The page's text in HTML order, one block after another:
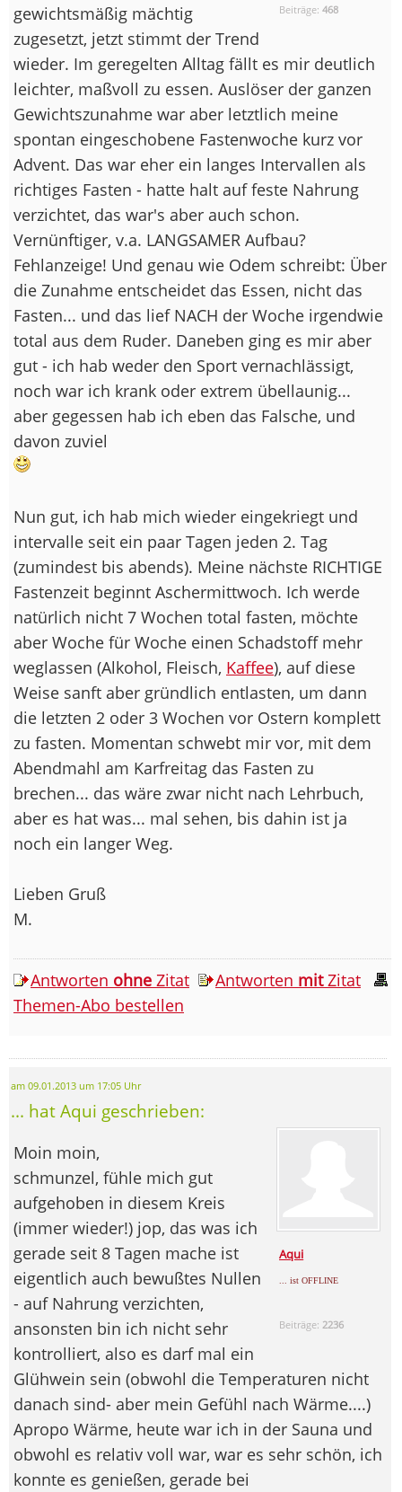
Beiträge:468
gewichtsmäßig mächtig
zugesetzt, jetzt stimmt der Trend
wieder. Im geregelten Alltag fällt es mir deutlich
leichter, maßvoll zu essen. Auslöser der ganzen
Gewichtszunahme war aber letztlich meine
spontan eingeschobene Fastenwoche kurz vor
Advent. Das war eher ein langes Intervallen als
richtiges Fasten - hatte halt auf feste Nahrung
verzichtet, das war's aber auch schon.
Vernünftiger, v.a. LANGSAMER Aufbau?
Fehlanzeige! Und genau wie Odem schreibt: Über
die Zunahme entscheidet das Essen, nicht das
Fasten... und das lief NACH der Woche irgendwie
total aus dem Ruder. Daneben ging es mir aber
gut - ich hab weder den Sport vernachlässigt,
noch war ich krank oder extrem übellaunig...
aber gegessen hab ich eben das Falsche, und
davon zuviel
Nun gut, ich hab mich wieder eingekriegt und
intervalle seit ein paar Tagen jeden 2. Tag
(zumindest bis abends). Meine nächste RICHTIGE
Fastenzeit beginnt Aschermittwoch. Ich werde
natürlich nicht 7 Wochen total fasten, möchte
aber Woche für Woche einen Schadstoff mehr
weglassen (Alkohol, Fleisch, Kaffee), auf diese
Weise sanft aber gründlich entlasten, um dann
die letzten 2 oder 3 Wochen vor Ostern komplett
zu fasten. Momentan schwebt mir vor, mit dem
Abendmahl am Karfreitag das Fasten zu
brechen... das wäre zwar nicht nach Lehrbuch,
aber es hat was... mal sehen, bis dahin ist ja
noch ein langer Weg.
Lieben Gruß
M.
Antworten ohne Zitat Antworten mitZitat
Themen-Abo bestellen
am 09.01.2013 um 17:05 Uhr
... hat Aqui geschrieben:
Aqui
... ist OFFLINE
Beiträge: 2236
Moin moin,
schmunzel, fühle mich gut
aufgehoben in diesem Kreis
(immer wieder!) jop, das was ich
gerade seit 8 Tagen mache ist
eigentlich auch bewußtes Nullen
- auf Nahrung verzichten,
ansonsten bin ich nicht sehr
kontrolliert, also es darf mal ein
Glühwein sein (obwohl die Temperaturen nicht
danach sind- aber mein Gefühl nach Wärme....)
Apropo Wärme, heute war ich in der Sauna und
obwohl es relativ voll war, war es sehr schön, ich
konnte es genießen, gerade bei